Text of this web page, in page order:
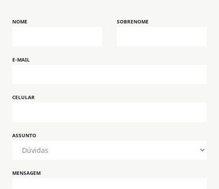
NOME SOBRENOME
E-MAIL
CELULAR
ASSUNTO
MENSAGEM